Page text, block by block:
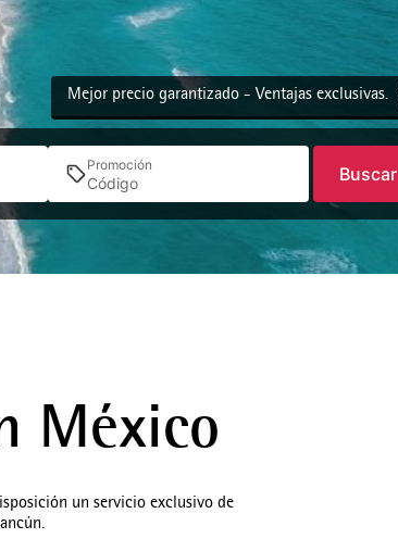
Mejor precio garantizado - Ventajas exclusivas.
Promoción Buscar
México
un servicio exclusivo de